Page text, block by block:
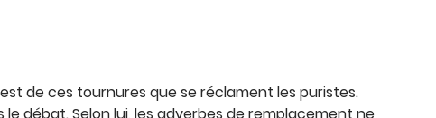
de ces tournures que se réclament les puristes.